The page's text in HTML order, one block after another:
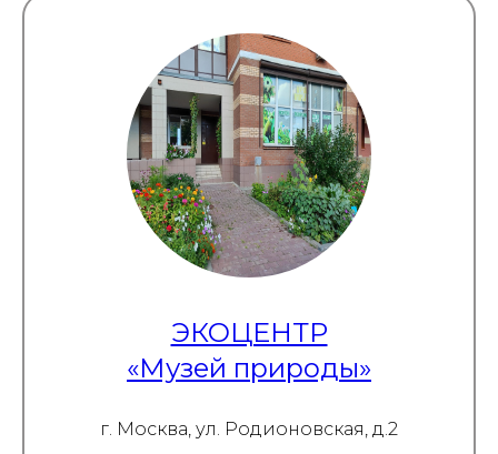
ЭКОЦЕНТР
«Музей природы»
г. Москва, ул. Родионовская, д.2